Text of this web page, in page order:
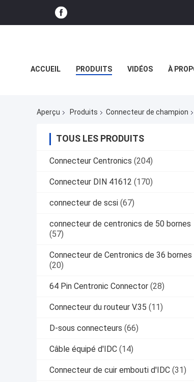
ACCUEIL PRODUITS VIDÉOS À
Aperçu Produits Connecteur de champion
TOUS LES PRODUITS
Connecteur Centronics (204)
Connecteur DIN 41612 (170)
connecteur de scsi (67)
connecteur de centronics de 50 bornes
(57)
Connecteur de Centronics de 36 bornes
(20)
64 Pin Centronic Connector (28)
Connecteur du routeur V.35 (11)
D-sous connecteurs (66)
Câble équipé d'IDC (14)
Connecteur de cuir embouti d'IDC (31)